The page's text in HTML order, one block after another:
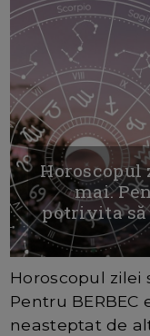
Horoscopul
mai.
potrivita să
Horoscopul zilei
Pentru BERBEC
neasteptat de